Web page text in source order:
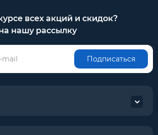
всех акций и скидок?
нашу рассылку
Подписаться